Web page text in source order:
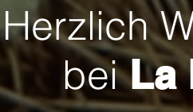
beiLa